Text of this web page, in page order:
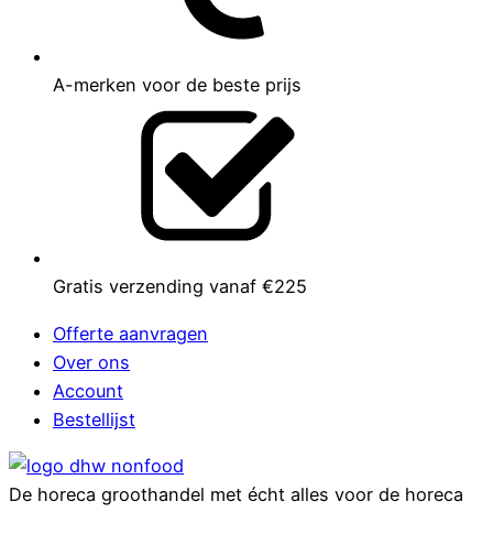
A-merken voor de beste prijs
Gratis verzending vanaf €225
Offerte aanvragen
Over ons
Account
Bestellijst
De horeca groothandel met écht alles voor de horeca